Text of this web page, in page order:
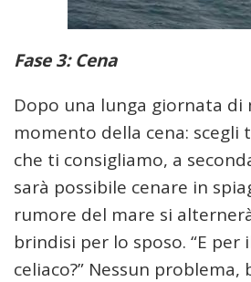
Fase 3: Cena
Dopo una lunga giornata di
momento della cena:
che ti consigliamo, a
sarà possibile cenare in
rumore del mare si
brindisi per lo sposo. “E per
celiaco?” Nessun